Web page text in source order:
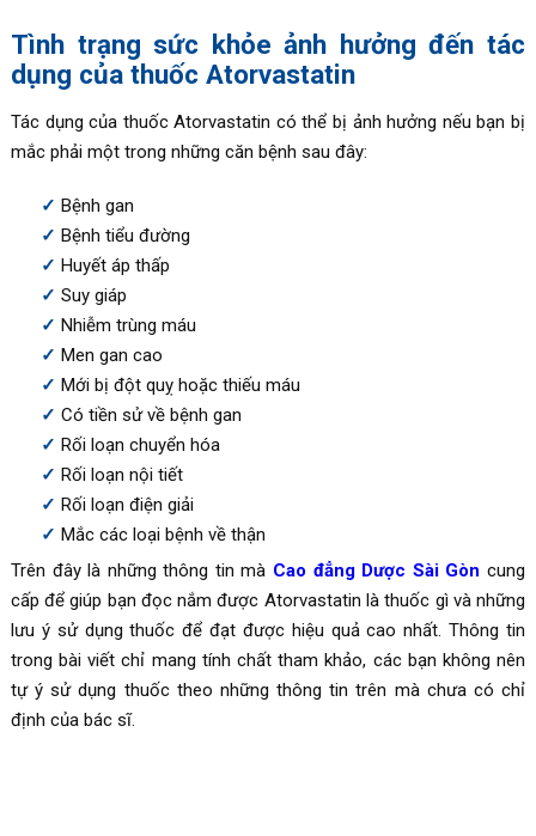
Tình trạng sức khỏe ảnh hưởng đến tác
dụng của thuốc Atorvastatin
Tác dụng của thuốcAtorvastatin có thể bị ảnh hưởng nếu bạn bị
mắc phải một trong những căn bệnh sau đây:
Bệnh gan
Bệnh tiểu đường
Huyết áp thấp
Suy giáp
Nhiễm trùng máu
Men gan cao
Mới bị đột quỵ hoặc thiếu máu
Có tiền sử về bệnh gan
Rối loạn chuyển hóa
Rối loạn nội tiết
Rối loạn điện giải
Mắc các loại bệnh về thận
Trên đây là những thông tin mà Cao đẳng Dược Sài Gòn cung
cấp để giúp bạn đọc nắm được Atorvastatin là thuốc gì và những
lưu ý sử dụng thuốc để đạt được hiệu quả cao nhất. Thông tin
trong bài viết chỉ mang tính chất tham khảo, các bạn không nên
tự ý sử dụng thuốc theo những thông tin trên mà chưa có chỉ
định của bác sĩ.